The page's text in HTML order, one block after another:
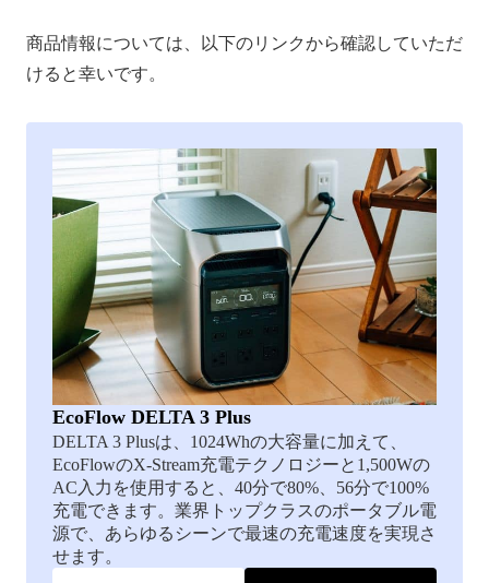
商品情報については、以下のリンクから確認していただ
けると幸いです。
EcoFlow DELTA 3 Plus
DELTA 3 Plusは、1024Whの大容量に加えて、
EcoFlowのX-Stream充電テクノロジーと1,500Wの
AC入力を使用すると、40分で80%、56分で100%
充電できます。業界トップクラスのポータブル電
源で、あらゆるシーンで最速の充電速度を実現さ
せます。